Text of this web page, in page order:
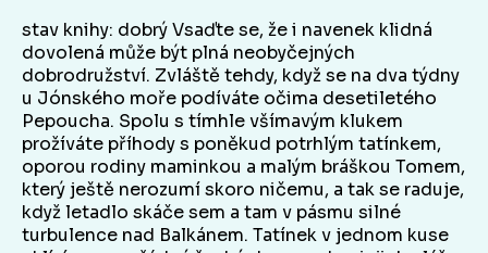
stav knihy: dobrý Vsaďte se, že i navenek klidná
dovolená může být plná neobyčejných
dobrodružství. Zvláště tehdy, když se na dva týdny
u Jónského moře podíváte očima desetiletého
Pepoucha. Spolu s tímhle všímavým klukem
prožíváte příhody s poněkud potrhlým tatínkem,
oporou rodiny maminkou a malým bráškou Tomem,
který ještě nerozumí skoro ničemu, a tak se raduje,
když letadlo skáče sem a tam v pásmu silné
turbulence nad Balkánem. Tatínek v jednom kuse